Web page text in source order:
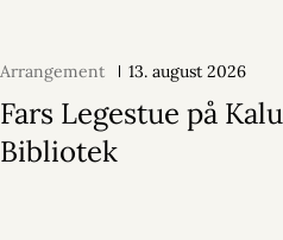
Arrangement 13. august 2026
Fars Legestue på
Bibliotek